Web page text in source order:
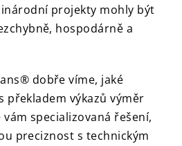
projekty mohly být
hospodárně a
dobře víme, jaké
překladem výkazů výměr
specializovaná řešení,
preciznost s technickým